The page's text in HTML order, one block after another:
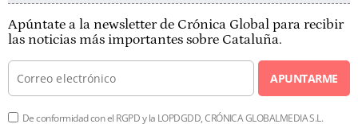
Apúntate a la newsletter de Crónica Global para recibir
las noticias más importantes sobre Cataluña.
APUNTARME
De conformidad con el RGPD y la LOPDGDD, CRÓNICA GLOBALMEDIA S.L.